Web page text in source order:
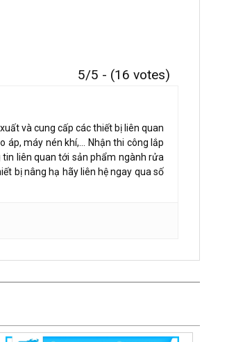
5/5 - (16 votes)
và cung cấp các thiết bị liên quan
áp, máy nén khí,… Nhận thi công lắp
liên quan tới sản phẩm ngành rửa
bị nâng hạ hãy liên hệ ngay qua số